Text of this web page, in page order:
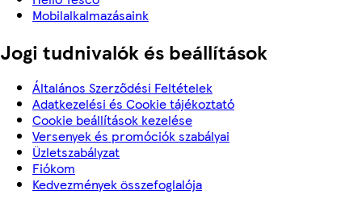
Mobilalkalmazásaink
Jogi tudnivalók és beállítások
Általános Szerződési Feltételek
Adatkezelési és Cookie tájékoztató
Cookie beállítások kezelése
Versenyek és promóciók szabályai
Üzletszabályzat
Fiókom
Kedvezmények összefoglalója